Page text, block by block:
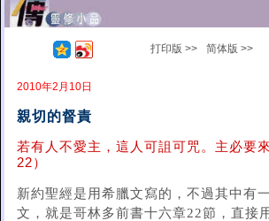
打印版 >> 简体版 >>
2010年2月10日
親切的督責
若有人不愛主，這人可詛可咒。主必要
22）
新約聖經是用希臘文寫的，不過其中有
文，就是哥林多前書十六章22節，直接